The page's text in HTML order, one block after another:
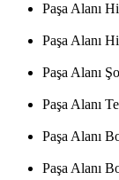
Paşa Alanı
Paşa Alanı
Paşa Alanı
Paşa Alanı
Paşa Alanı
Paşa Alanı